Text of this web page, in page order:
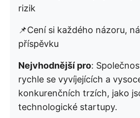
rizik
📌Cení si každého názoru,
příspěvku
Nejvhodnější pro:
rychle se vyvíjejících a
konkurenčních trzích, jako
technologické startupy.